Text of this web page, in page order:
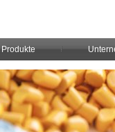
Produkte